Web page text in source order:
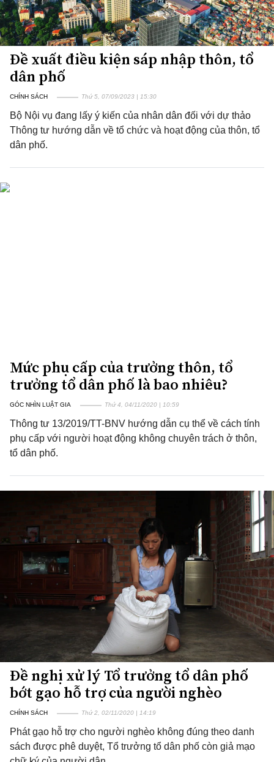
Đề xuất điều kiện sáp nhập thôn, tổ
dân phố
CHÍNH SÁCH Thứ 5, 07/09/2023 | 15:30
Bộ Nội vụ đang lấy ý kiến của nhân dân đối với dự thảo
Thông tư hướng dẫn về tổ chức và hoạt động của thôn, tổ
dân phố.
Mức phụ cấp của trưởng thôn, tổ
trưởng tổ dân phố là bao nhiêu?
GÓC NHÌN LUẬT GIA Thứ 4, 04/11/2020 | 10:59
Thông tư 13/2019/TT-BNV hướng dẫn cụ thể về cách tính
phụ cấp với người hoạt động không chuyên trách ở thôn,
tổ dân phố.
Đề nghị xử lý Tổ trưởng tổ dân phố
bớt gạo hỗ trợ của người nghèo
CHÍNH SÁCH Thứ 2, 02/11/2020 | 14:19
Phát gạo hỗ trợ cho người nghèo không đúng theo danh
sách được phê duyệt, Tổ trưởng tổ dân phố còn giả mạo